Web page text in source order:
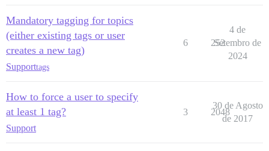
Mandatory tagging for topics
(either existing tags or user
creates a new tag)
Supporttags
6 252
4 de
Setembro de
2024
How to force a user to specify
at least 1 tag?
Support
3 2048
30 de Agosto
de 2017